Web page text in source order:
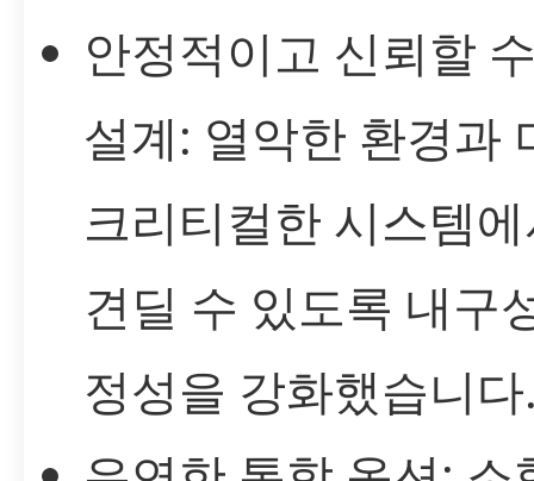
안정적이고 신뢰할
설계: 열악한 환경과
크리티컬한 시스템
견딜 수 있도록 내구
정성을 강화했습니